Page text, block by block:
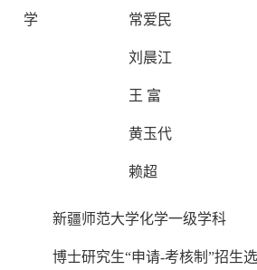
学
常爱民
刘晨江
王 富
黄玉代
赖超
新疆师范大学化学一级学科
博士研究生“申请-考核制”招生